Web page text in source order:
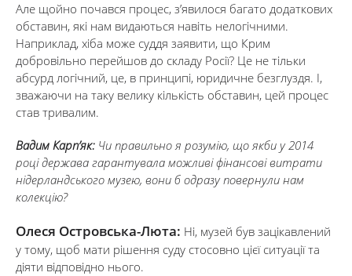
Але щойно почався процес, з’явилося багато додаткових
обставин, які нам видаються навіть нелогічними.
Наприклад, хіба може суддя заявити, що Крим
добровільно перейшов до складу Росії? Це не тільки
абсурд логічний, це, в принципі, юридичне безглуздя. І,
зважаючи на таку велику кількість обставин, цей процес
став тривалим.
Вадим Карп’як: Чи правильно я розумію, що якби у 2014
році держава гарантувала можливі фінансові витрати
нідерландського музею, вони б одразу повернули нам
колекцію?
Олеся Островська-Люта: Ні, музей був зацікавлений
у тому, щоб мати рішення суду стосовно цієї ситуації та
діяти відповідно нього.